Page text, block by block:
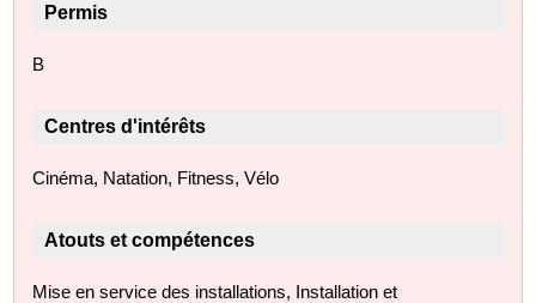
Permis
B
Centres d'intérêts
Cinéma, Natation, Fitness, Vélo
Atouts et compétences
Mise en service des installations, Installation et